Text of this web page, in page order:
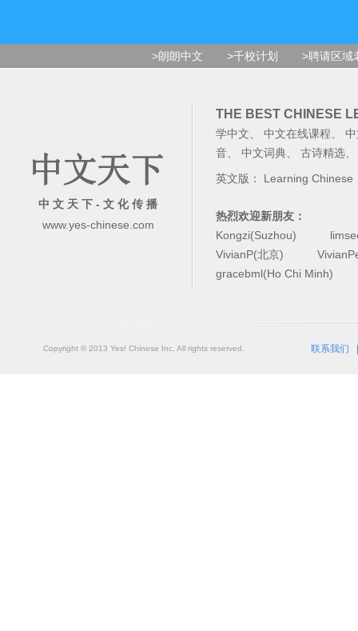
>朗朗中文 >千校计划 >聘请区域
中 文 天 下 - 文 化 传 播
www.yes-chinese.com
THE BEST CHINESE
学中文 中文在线课程
音
中文词典 古诗精选
英文版： Learning Chinese
热烈欢迎新朋友：
Kongzi(Suzhou)
VivianP(北京)
gracebml(Ho Chi Minh)
Copyright © 2013 Yes! Chinese Inc. All rights reserved. 联系我们